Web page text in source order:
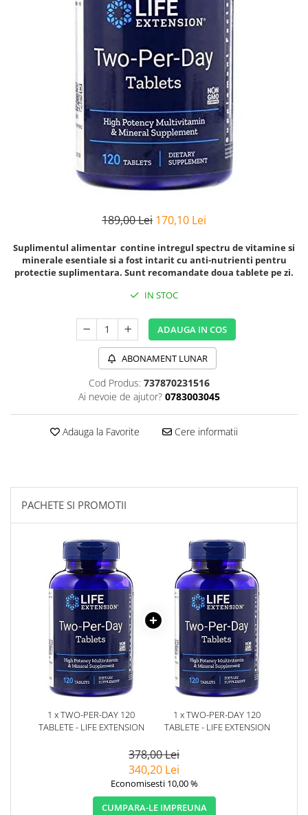
Life Extension
Nordic Naturals
Pure Nutrition USA
Purovitalis
Sanct Bernhard
Seeking Health
Vitadote
EFX Sports
NOW Foods
189,00 Lei 170,10 Lei
Suplimentul alimentar contine intregul spectru de vitamine si
minerale esentiale si a fost intarit cu anti-nutrienti pentru
protectie suplimentara. Sunt recomandate doua tablete pe zi.
IN STOC
ADAUGA IN COS
ABONAMENT LUNAR
Cod Produs: 737870231516
Ai nevoie de ajutor? 0783003045
Adauga la Favorite Cere informatii
PACHETE SI PROMOTII
1 x TWO-PER-DAY 120
TABLETE - LIFE EXTENSION
1 x TWO-PER-DAY 120
TABLETE - LIFE EXTENSION
378,00 Lei
340,20 Lei
Economisesti 10,00 %
CUMPARA-LE IMPREUNA